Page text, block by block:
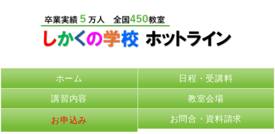
ホーム 日程・受講料
講習内容 教室会場
お申込み お問合・資料請求